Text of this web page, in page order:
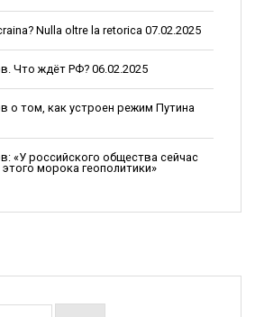
Nulla oltre la retorica 07.02.2025
Что ждёт РФ? 06.02.2025
о том, как устроен режим Путина
«У российского общества сейчас
морока геополитики»